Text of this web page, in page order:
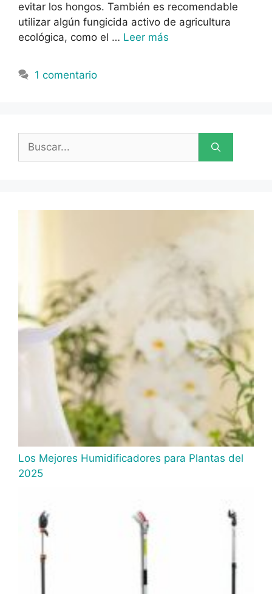
evitar los hongos. También es recomendable
utilizar algún fungicida activo de agricultura
ecológica, como el … Leer más
1 comentario
Buscar:
Los Mejores Humidificadores para Plantas del
2025